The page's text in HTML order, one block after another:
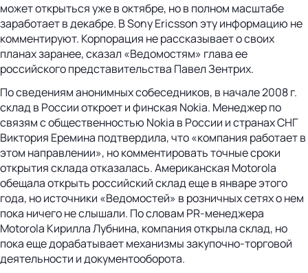
может открыться уже в октябре, но в полном масштабе
заработает в декабре. В Sony Ericsson эту информацию не
комментируют. Корпорация не рассказывает о своих
планах заранее, сказал «Ведомостям» глава ее
российского представительства Павел Зентрих.
По сведениям анонимных собеседников, в начале 2008 г.
склад в России откроет и финская Nokia. Менеджер по
связям с общественностью Nokia в России и странах СНГ
Виктория Еремина подтвердила, что «компания работает в
этом направлении», но комментировать точные сроки
открытия склада отказалась. Американская Motorola
обещала открыть российский склад еще в январе этого
года, но источники «Ведомостей» в розничных сетях о нем
пока ничего не слышали. По словам PR-менеджера
Motorola Кирилла Лубнина, компания открыла склад, но
пока еще дорабатывает механизмы закупочно-торговой
деятельности и документооборота.